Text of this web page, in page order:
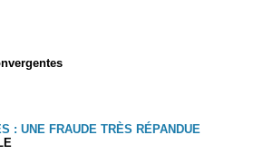
: UNE FRAUDE TRÈS RÉPANDUE